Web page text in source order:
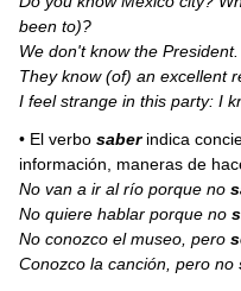
been to)?
We don't know the President.
They know (of) an excellent
I feel strange in this party: I
• El verbosaberindica
información, maneras de
No van a ir al río porque no
No quiere hablar porque no
No conozco el museo, pero
Conozco la canción, pero no